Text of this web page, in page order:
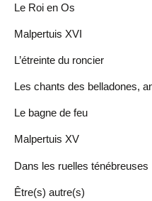
Le Roi en Os
Malpertuis XVI
L’étreinte du roncier
Les chants des belladones,
Le bagne de feu
Malpertuis XV
Dans les ruelles ténébreuses
Être(s) autre(s)